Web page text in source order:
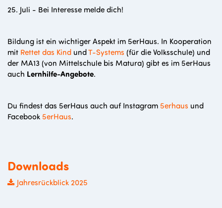
25. Juli - Bei Interesse melde dich!
Bildung ist ein wichtiger Aspekt im 5erHaus. In Kooperation
mit Rettet das Kind undT-Systems (für die Volksschule) und
der MA13 (von Mittelschule bis Matura) gibt es im 5erHaus
auch Lernhilfe-Angebote.
Du findest das 5erHaus auch auf Instagram 5erhaus und
Facebook 5erHaus.
Downloads
Jahresrückblick 2025